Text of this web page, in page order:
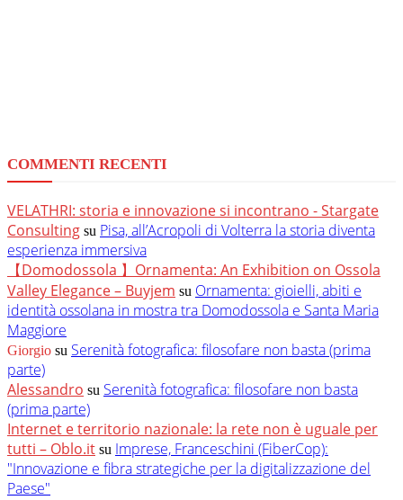
COMMENTI RECENTI
VELATHRI: storia e innovazione si incontrano - Stargate
Consulting su Pisa, all’Acropoli di Volterra la storia diventa
esperienza immersiva
【Domodossola 】Ornamenta: An Exhibition on Ossola
Valley Elegance – Buyjem su Ornamenta: gioielli, abiti e
identità ossolana in mostra tra Domodossola e Santa Maria
Maggiore
Giorgio su Serenità fotografica: filosofare non basta (prima
parte)
Alessandro su Serenità fotografica: filosofare non basta
(prima parte)
Internet e territorio nazionale: la rete non è uguale per
tutti – Oblo.it su Imprese, Franceschini (FiberCop):
"Innovazione e fibra strategiche per la digitalizzazione del
Paese"